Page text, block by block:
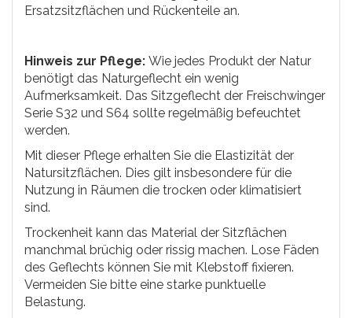
Ersatzsitzflächen und Rückenteile an.
Hinweis zur Pflege: Wie jedes Produkt der Natur
benötigt das Naturgeflecht ein wenig
Aufmerksamkeit. Das Sitzgeflecht der Freischwinger
Serie S32 und S64 sollte regelmäßig befeuchtet
werden.
Mit dieser Pflege erhalten Sie die Elastizität der
Natursitzflächen. Dies gilt insbesondere für die
Nutzung in Räumen die trocken oder klimatisiert
sind.
Trockenheit kann das Material der Sitzflächen
manchmal brüchig oder rissig machen. Lose Fäden
des Geflechts können Sie mit Klebstoff fixieren.
Vermeiden Sie bitte eine starke punktuelle
Belastung.